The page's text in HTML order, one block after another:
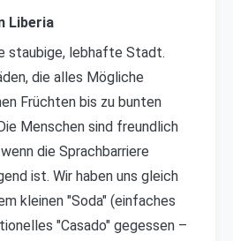
Liberia
staubige, lebhafte Stadt.
die alles Mögliche
Früchten bis zu bunten
Menschen sind freundlich
die Sprachbarriere
ist. Wir haben uns gleich
kleinen "Soda" (einfaches
"Casado" gegessen –